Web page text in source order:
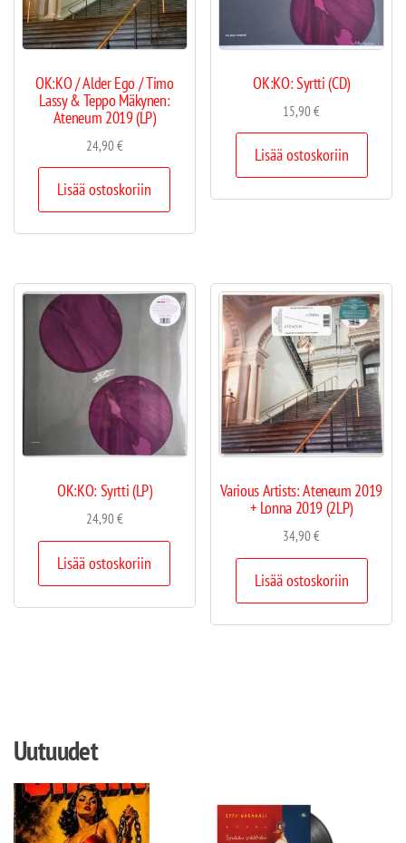
OK:KO / Alder Ego / Timo
Lassy & Teppo Mäkynen:
Ateneum 2019 (LP)
24,90€
Lisää ostoskoriin
OK:KO: Syrtti (CD)
15,90€
Lisää ostoskoriin
OK:KO: Syrtti (LP)
24,90€
Lisää ostoskoriin
Various Artists: Ateneum 2019
+ Lonna 2019 (2LP)
34,90€
Lisää ostoskoriin
Uutuudet